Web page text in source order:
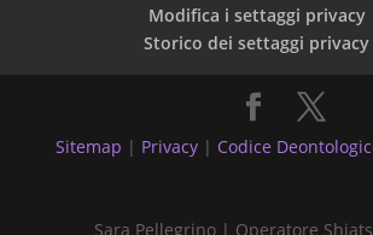
Modifica i settaggi privacy
Storico dei settaggi privacy
Sitemap | Privacy | Codice
Sara Pellegrino | Operatore